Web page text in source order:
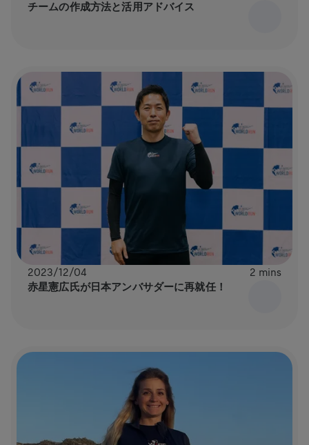
チームの作成方法と活用アドバイス
2023/12/04 2 mins
赤星憲広氏が日本アンバサダーに再就任！